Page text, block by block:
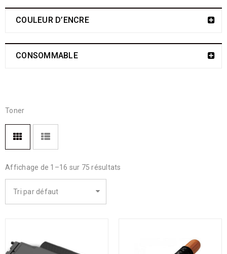
COULEUR D’ENCRE
CONSOMMABLE
Toner
Affichage de 1–16 sur 75 résultats
Tri par défaut